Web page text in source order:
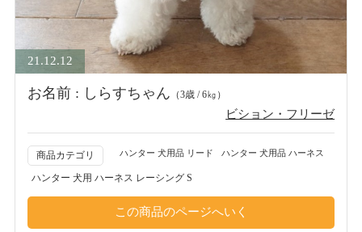
21.12.12
お名前 : しらすちゃん （3歳 / 6㎏）
ビション・フリーゼ
商品カテゴリ ハンター 犬用品 リード ハンター 犬用品 ハーネス
ハンター 犬用 ハーネス レーシング S